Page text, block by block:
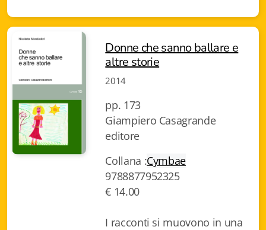
Donne che sanno ballare e
altre storie
2014
pp. 173
Giampiero Casagrande
editore
Collana :Cymbae
9788877952325
€ 14.00
I racconti si muovono in una
Oltre le frontiere
Storia
Spyra
Testi scolastici
Varia